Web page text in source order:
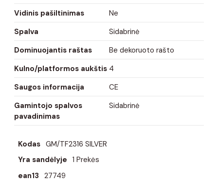
Vidinis pašiltinimas
Ne
Spalva
Sidabrinė
Dominuojantis raštas
Be dekoruoto rašto
Kulno/platformos aukštis 4
Saugos informacija
CE
Gamintojo spalvos
pavadinimas
Sidabrinė
Kodas GM/TF2316 SILVER
Yra sandėlyje 1 Prekės
ean13 27749